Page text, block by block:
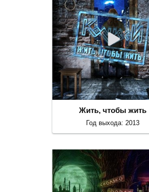
Жить, чтобы жить
Год выхода: 2013